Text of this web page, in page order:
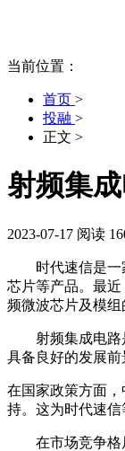
当前位置：
首页 >
投融 >
正文 >
射频集
2023-07-17 阅读
时代速信是一家
芯片等产品。最
频微波芯片及模
射频集成电路是
具备良好的发展前
在国家政策方面
持。这为时代速信
在市场竞争格局